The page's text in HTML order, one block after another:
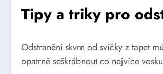
Tipy a triky pro
Odstranění skvrn od svíčky z tapet
opatrně seškrábnout co nejvíce